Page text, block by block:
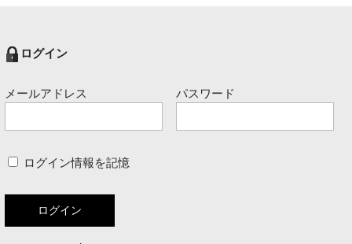
ログイン
メールアドレス パスワード
ログイン情報を記憶